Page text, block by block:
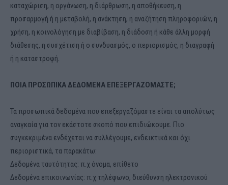
καταχώριση, η οργάνωση, η διάρθρωση, η αποθήκευση, η
προσαρμογή ή η μεταβολή, η ανάκτηση, η αναζήτηση πληροφοριών, η
χρήση, η κοινολόγηση με διαβίβαση, η διάδοση ή κάθε άλλη μορφή
διάθεσης, η συσχέτιση ή ο συνδυασμός, ο περιορισμός, η διαγραφή
ή η καταστροφή.
ΠΟΙΑ ΠΡΟΣΩΠΙΚΑ ΔΕΔΟΜΕΝΑ ΕΠΕΞΕΡΓΑΖΟΜΑΣΤΕ;
Τα προσωπικά δεδομένα που επεξεργαζόμαστε είναι τα απολύτως
αναγκαία για τον εκάστοτε σκοπό που επιδιώκουμε. Πιο
συγκεκριμένα ενδέχεται να συλλέγουμε, ενδεικτικά και όχι
περιοριστικά, τα παρακάτω:
Δεδομένα ταυτότητας: π.χ όνομα, επίθετο
Δεδομένα επικοινωνίας: π.χ τηλέφωνο, διεύθυνση ηλεκτρονικού